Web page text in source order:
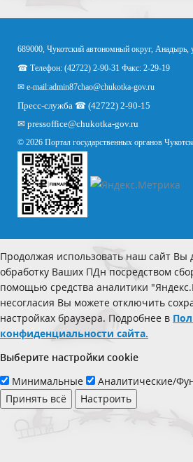
689000, Чукотский автономный округ, Анадырь,
☎ Телефон: (42722) 2-90-31 Факс: 2-29-19
✉ e-mail:admin87chao@chukotka-gov.ru
Пресс-служба ☎ (42722) 2-90-15
✉ pressoffice@chukotka-gov.ru
© 2026 Портал государственных органов
Продолжая использовать наш сайт Вы
обработку Ваших ПДн посредством
помощью средства аналитики
несогласия Вы можете отключить
настройках браузера. Подробнее в
конфиденциальности сайта.
Выберите настройки cookie
Минимальные
Аналитические/
Принять всё
Настроить